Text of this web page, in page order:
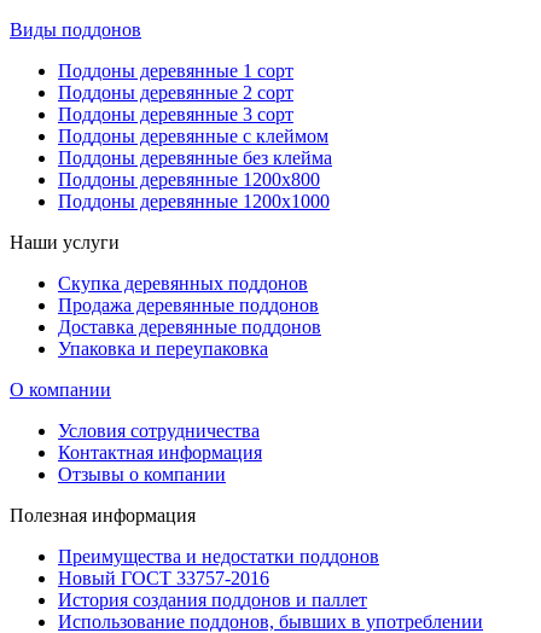
Виды поддонов
Поддоны деревянные 1 сорт
Поддоны деревянные 2 сорт
Поддоны деревянные 3 сорт
Поддоны деревянные с клеймом
Поддоны деревянные без клейма
Поддоны деревянные 1200х800
Поддоны деревянные 1200х1000
Наши услуги
Скупка деревянных поддонов
Продажа деревянные поддонов
Доставка деревянные поддонов
Упаковка и переупаковка
О компании
Условия сотрудничества
Контактная информация
Отзывы о компании
Полезная информация
Преимущества и недостатки поддонов
Новый ГОСТ 33757-2016
История создания поддонов и паллет
Использование поддонов, бывших в употреблении